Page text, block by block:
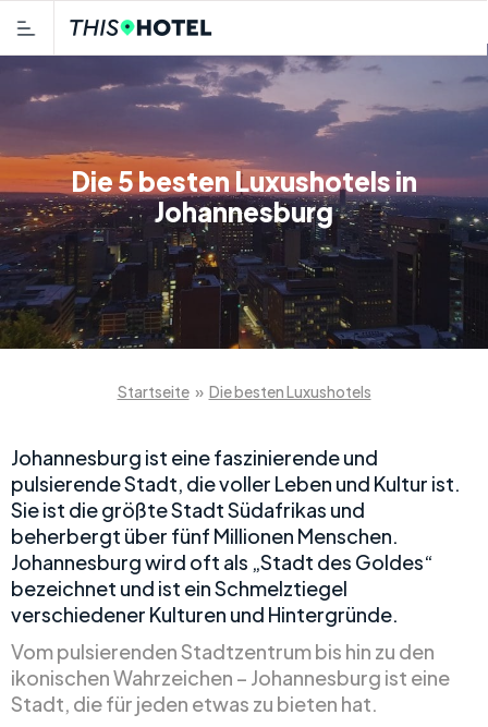
Die 5 besten Luxushotels in
Johannesburg
Startseite » Die besten Luxushotels
Johannesburg ist eine faszinierende und
pulsierende Stadt, die voller Leben und Kultur ist.
Sie ist die größte Stadt Südafrikas und
beherbergt über fünf Millionen Menschen.
Johannesburg wird oft als „Stadt des Goldes“
bezeichnet und ist ein Schmelztiegel
verschiedener Kulturen und Hintergründe.
Vom pulsierenden Stadtzentrum bis hin zu den
ikonischen Wahrzeichen – Johannesburg ist eine
Stadt, die für jeden etwas zu bieten hat.